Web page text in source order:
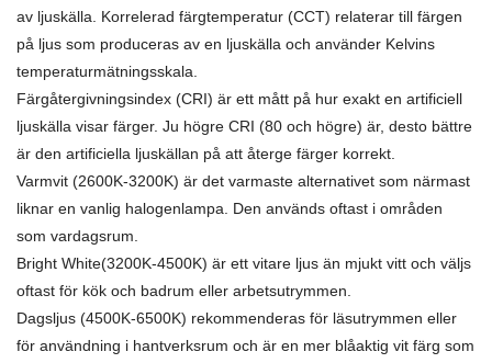
av ljuskälla. Korrelerad färgtemperatur (CCT) relaterar till färgen
på ljus som produceras av en ljuskälla och använder Kelvins
temperaturmätningsskala.
Färgåtergivningsindex (CRI) är ett mått på hur exakt en artificiell
ljuskälla visar färger. Ju högre CRI (80 och högre) är, desto bättre
är den artificiella ljuskällan på att återge färger korrekt.
Varmvit (2600K-3200K) är det varmaste alternativet som närmast
liknar en vanlig halogenlampa. Den används oftast i områden
som vardagsrum.
Bright White(3200K-4500K) är ett vitare ljus än mjukt vitt och väljs
oftast för kök och badrum eller arbetsutrymmen.
Dagsljus (4500K-6500K) rekommenderas för läsutrymmen eller
för användning i hantverksrum och är en mer blåaktig vit färg som